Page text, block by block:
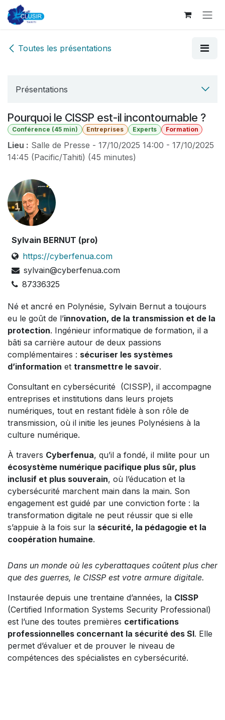
Se rendre au contenu
Toutes les présentations
Présentations
Pourquoi le CISSP est-il incontournable ?
Conférence (45 min) Entreprises Experts Formation
Lieu : Salle de Presse - 17/10/2025 14:00 - 17/10/2025
14:45 (Pacific/Tahiti) (45 minutes)
Sylvain BERNUT (pro)
https://cyberfenua.com
sylvain@cyberfenua.com
87336325
Né et ancré en Polynésie, Sylvain Bernut a toujours
eu le goût de l’innovation, de la transmission et de la
protection. Ingénieur informatique de formation, il a
bâti sa carrière autour de deux passions
complémentaires : sécuriser les systèmes
d’information et transmettre le savoir.
Consultant en cybersécurité (CISSP), il accompagne
entreprises et institutions dans leurs projets
numériques, tout en restant fidèle à son rôle de
transmission, où il initie les jeunes Polynésiens à la
culture numérique.
À travers Cyberfenua, qu’il a fondé, il milite pour un
écosystème numérique pacifique plus sûr, plus
inclusif et plus souverain, où l’éducation et la
cybersécurité marchent main dans la main. Son
engagement est guidé par une conviction forte : la
transformation digitale ne peut réussir que si elle
s’appuie à la fois sur la sécurité, la pédagogie et la
coopération humaine.
Dans un monde où les cyberattaques coûtent plus cher
que des guerres, le CISSP est votre armure digitale.
Instaurée depuis une trentaine d’années, la CISSP
(Certified Information Systems Security Professional)
est l’une des toutes premières certifications
professionnelles concernant la sécurité des SI. Elle
permet d’évaluer et de prouver le niveau de
compétences des spécialistes en cybersécurité.